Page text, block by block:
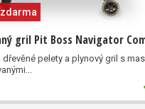
gril Pit Boss Navigator
pelety a plynový gril s